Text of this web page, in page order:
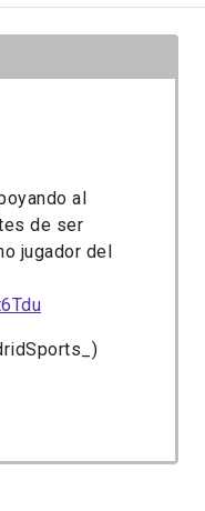
al
de ser
jugador del